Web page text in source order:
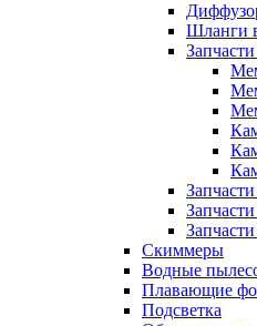
Шланги
Cкиммеры
Водные
Плавающие
Подсветка